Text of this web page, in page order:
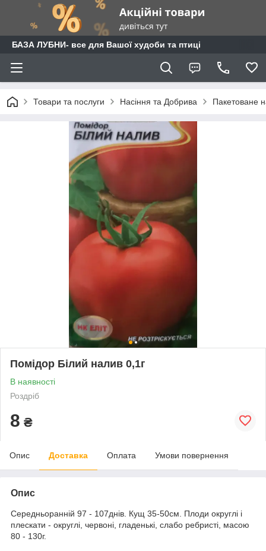
БАЗА ЛУБНИ- все для Вашої худоби та птиці
Товари та послуги Насіння та Добрива Пакетоване
Помідор Білий налив 0,1г
В наявності
Роздріб
8 ₴
Опис Доставка Оплата Умови повернення
Опис
Середньоранній 97 - 107днів. Кущ 35-50см. Плоди округлі і
плескати - округлі, червоні, гладенькі, слабо ребристі, масою
80 - 130г.